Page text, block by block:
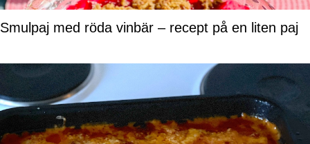
Smulpaj med röda vinbär – recept på en liten paj